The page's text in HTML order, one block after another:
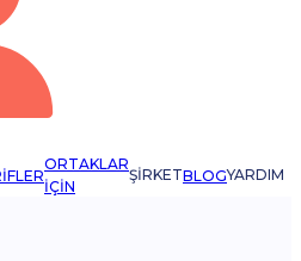
ORTAKLAR
IÇIN
ŞIRKETBLOGYARDIM